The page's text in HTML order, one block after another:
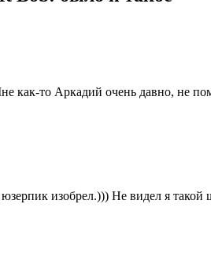
как-то Аркадий очень давно,
изобрел.))) Не видел я такой